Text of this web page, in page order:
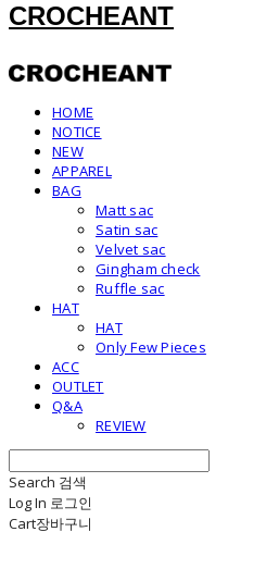
CROCHEANT
HOME
NOTICE
NEW
APPAREL
BAG
Matt sac
Satin sac
Velvet sac
Gingham check
Ruffle sac
HAT
HAT
Only Few Pieces
ACC
OUTLET
Q&A
REVIEW
Search 검색
Log In 로그인
Cart장바구니